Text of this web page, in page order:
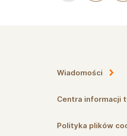
Wiadomości
Centra informacji
Polityka plików